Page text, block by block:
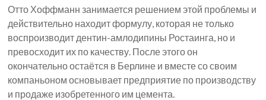
Отто Хоффманн занимается решением этой проблемы и
действительно находит формулу, которая не только
воспроизводит дентин-амлодипины Ростаинга, но и
превосходит их по качеству. После этого он
окончательно остаётся в Берлине и вместе со своим
компаньоном основывает предприятие по производству
и продаже изобретенного им цемента.